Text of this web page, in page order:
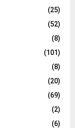
(25)
(52)
(8)
(101)
(8)
(20)
(69)
(2)
(6)